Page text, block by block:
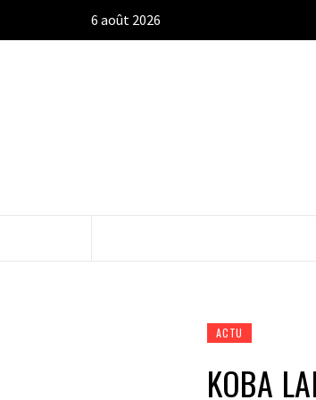
6 août 2026
ACTU
KOBA